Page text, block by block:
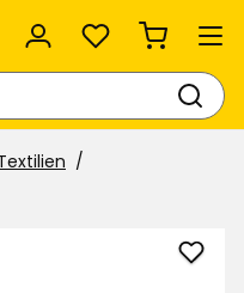
Favoriten